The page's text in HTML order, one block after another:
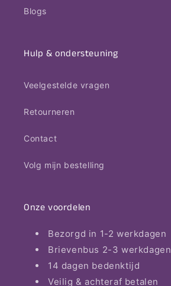
Blogs
Hulp & ondersteuning
Veelgestelde vragen
Retourneren
Contact
Volg mijn bestelling
Onze voordelen
Bezorgd in 1-2 werkdagen
Brievenbus 2-3 werkdagen
14 dagen bedenktijd
Veilig & achteraf betalen